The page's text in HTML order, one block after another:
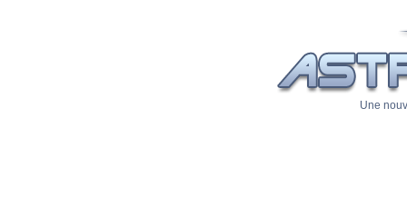
Une